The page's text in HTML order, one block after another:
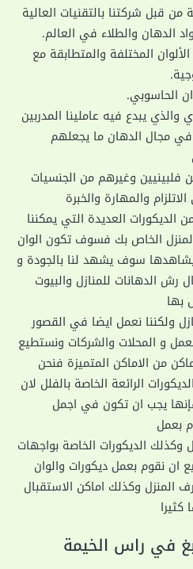
من قبل شركتنا بالتقنيات العالية
الدهان والطلاء في العالم.
المختلفة والمتطابقة مع
الحاسوبي.
والذي يبدع فيه عاملينا المدربين
في مجال الدهان ما يجعلهم
فلبينيين وغيرهم من الجنسيات
والمهارة والخبرة
الديكورات العديدة التي يمكننا
الخاص بك فسوف تكون الوان
سوف يشهد لنا بالجودة و
رش الدهانات للمنازل والبيوت
بها
ولكننا نعمل ايضا في القصور
و المحلات والشركات ونستطيع
من الاماكن المتميزة فنحن
الرائعة الخاصة بالفلل لان
يجب ان تكون في اجمل
بعمل
وكذلك الديكورات الخاصة بواجهات
ان نقوم بعمل ديكورات والوان
المنزل وكذلك اماكن الاستقبال
في راس الخيمة